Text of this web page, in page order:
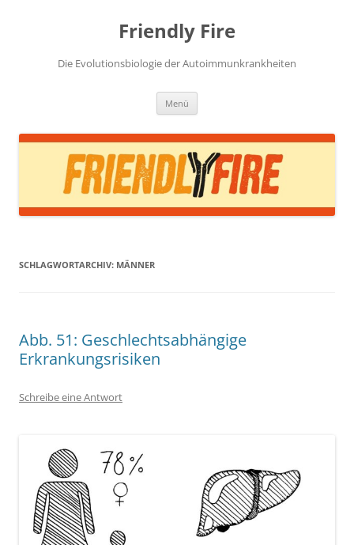
Friendly Fire
Die Evolutionsbiologie der Autoimmunkrankheiten
Menü
SCHLAGWORTARCHIV: MÄNNER
Abb. 51: Geschlechtsabhängige
Erkrankungsrisiken
Schreibe eine Antwort